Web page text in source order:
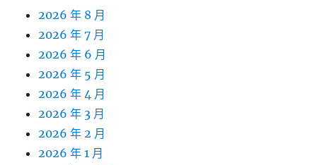
2026 年 8 月
2026 年 7 月
2026 年 6 月
2026 年 5 月
2026 年 4 月
2026 年 3 月
2026 年 2 月
2026 年 1 月